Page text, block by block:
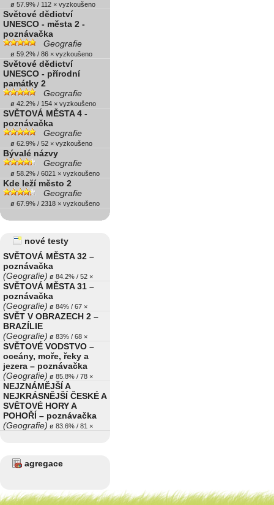
ø 57.9% / 112 × vyzkoušeno
Světové dědictví
UNESCO - města 2 -
poznávačka
Geografie
ø 59.2% / 86 × vyzkoušeno
Světové dědictví
UNESCO - přírodní
památky 2
Geografie
ø 42.2% / 154 × vyzkoušeno
SVĚTOVÁ MĚSTA 4 -
poznávačka
Geografie
ø 62.9% / 52 × vyzkoušeno
Bývalé názvy
Geografie
ø 58.2% / 6021 × vyzkoušeno
Kde leží město 2
Geografie
ø 67.9% / 2318 × vyzkoušeno
nové testy
SVĚTOVÁ MĚSTA 32 –
poznávačka
(Geografie) ø 84.2% / 52 ×
SVĚTOVÁ MĚSTA 31 –
poznávačka
(Geografie) ø 84% / 67 ×
SVĚT V OBRAZECH 2 –
BRAZÍLIE
(Geografie) ø 83% / 68 ×
SVĚTOVÉ VODSTVO –
oceány, moře, řeky a
jezera – poznávačka
(Geografie) ø 85.8% / 78 ×
NEJZNÁMĚJŠÍ A
NEJKRÁSNĚJŠÍ ČESKÉ A
SVĚTOVÉ HORY A
POHOŘÍ – poznávačka
(Geografie) ø 83.6% / 81 ×
agregace